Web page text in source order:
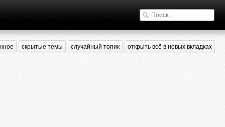
скрытые темы случайный топик открыть всё в новых вкладках